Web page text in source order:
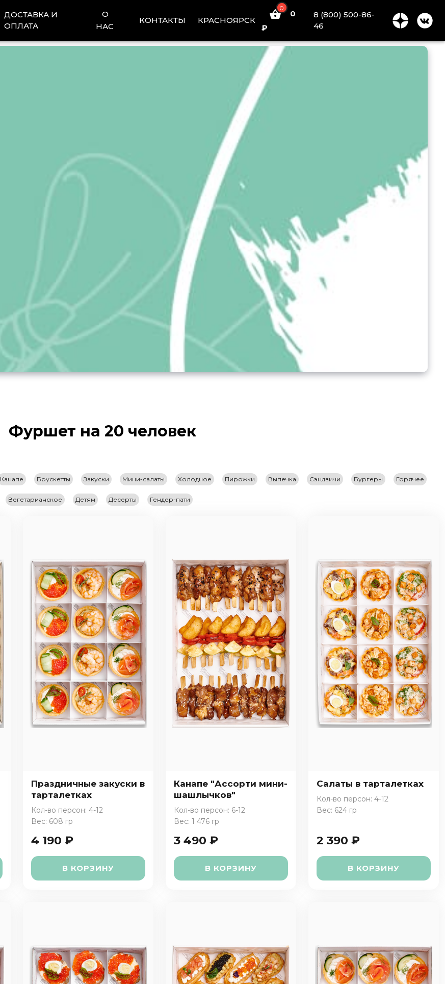
ДОСТАВКА И
ОПЛАТА
О
НАС
КОНТАКТЫ КРАСНОЯРСК
0
0
₽
8 (800) 500-86-
46
Фуршет на 20 человек
Канапе Брускетты Закуски Мини-салаты Холодное Пирожки Выпечка Сэндвичи Бургеры Горячее
Вегетарианское Детям Десерты Гендер-пати
Праздничные закуски в
тарталетках
Кол-во персон: 4-12
Вес: 608 гр
4 190 ₽
В КОРЗИНУ
Канапе "Ассорти мини-
шашлычков"
Кол-во персон: 6-12
Вес: 1 476 гр
3 490 ₽
В КОРЗИНУ
Салаты в тарталетках
Кол-во персон: 4-12
Вес: 624 гр
2 390 ₽
В КОРЗИНУ